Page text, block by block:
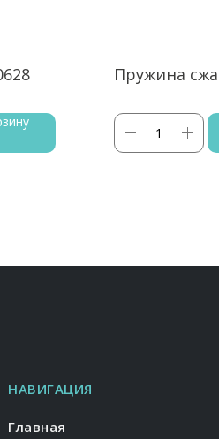
Пружина
Главная
НАВИГАЦИЯ